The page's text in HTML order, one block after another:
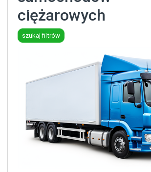
ciężarowych
szukaj filtrów